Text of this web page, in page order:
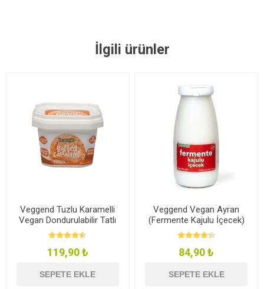
İlgili ürünler
Veggend Tuzlu Karamelli
Vegan Dondurulabilir Tatlı
110g
119,90 ₺
SEPETE EKLE
Veggend Vegan Ayran
(Fermente Kajulu İçecek)
245ml
84,90 ₺
SEPETE EKLE